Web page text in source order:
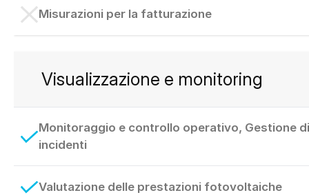
Misurazioni per la fatturazione
Visualizzazione e monitoring
Monitoraggio e controllo operativo, Gestione di
incidenti
Valutazione delle prestazioni fotovoltaiche